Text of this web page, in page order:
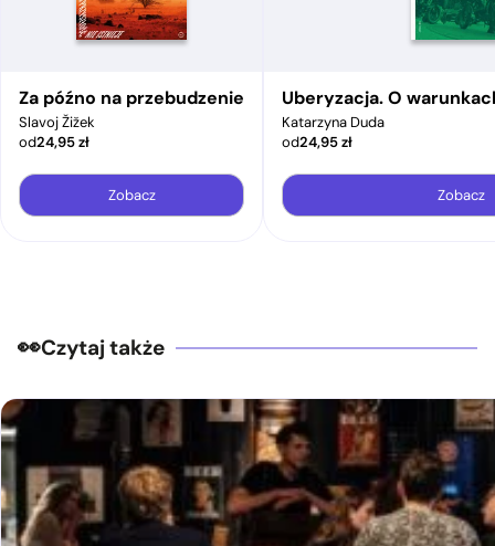
Za późno na przebudzenie
Slavoj Žižek
od24,95zł
Zobacz
Uberyzacja. O
Katarzyna Duda
od24,95zł
Zobacz
Czytaj także